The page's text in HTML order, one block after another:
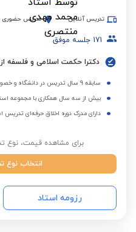
تدریس آنلاین تدریس حضوری
171 جلسه موفق
دکترا حکمت اسلامی و فلسفه از
سابقه 9 سال تدریس در دانشگاه و خصوصی
بیش از سه سال همکاری با مجموعه
دارای مدرک دوره اخلاق حرفه‌ای تدریس
برای مشاهده قیمت، نوع
انتخاب
رزومه استاد